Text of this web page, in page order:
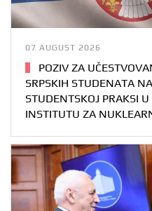
07 AUGUST 2026
POZIV ZA
SRPSKIH STUDENATA
STUDENTSKOJ PRAKSI
INSTITUTU ZA